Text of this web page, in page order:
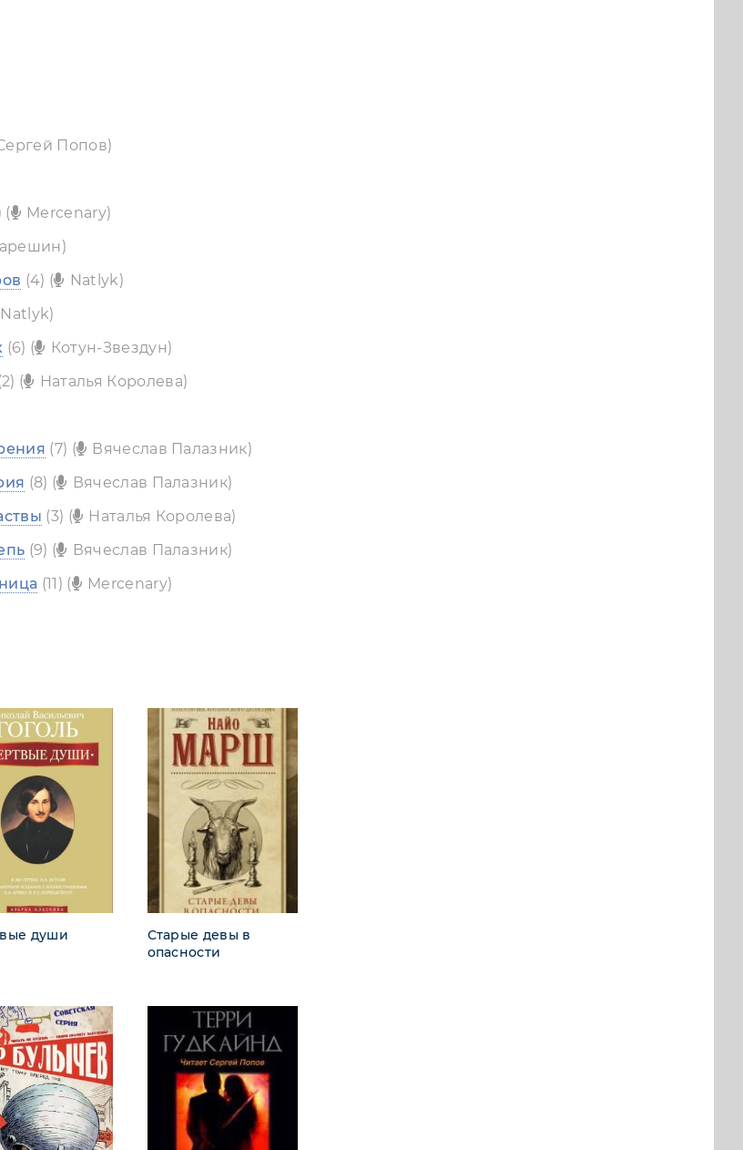
Попов)
(
Mercenary)
(4) (
Natlyk)
Natlyk)
(6) (
Котун-Звездун)
(
Наталья Королева)
(7) (
Вячеслав Палазник)
(8) (
Вячеслав Палазник)
(3) (
Наталья Королева)
(9) (
Вячеслав Палазник)
(11) ( Mercenary)
души
Старые девы в
опасности